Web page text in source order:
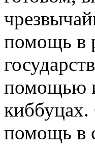
помощь в
помощью
киббуцах.
помощь в